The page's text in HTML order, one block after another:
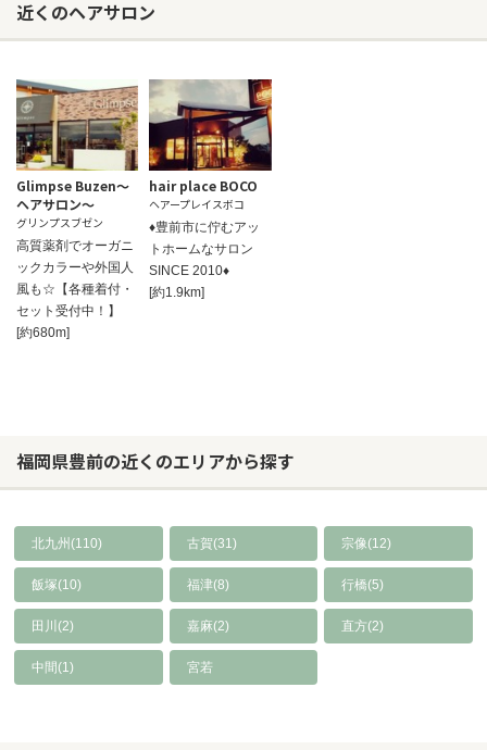
お問い合わせ
近くのヘアサロン
Glimpse Buzen～
ヘアサロン～
グリンプスブゼン
高質薬剤でオーガニ
ックカラーや外国人
風も☆【各種着付・
セット受付中！】
[約680m]
hair place BOCO
ヘアープレイスボコ
♦豊前市に佇むアッ
トホームなサロン
SINCE 2010♦
[約1.9km]
福岡県豊前の近くのエリアから探す
北九州(110) 古賀(31) 宗像(12)
飯塚(10) 福津(8) 行橋(5)
田川(2) 嘉麻(2) 直方(2)
中間(1) 宮若